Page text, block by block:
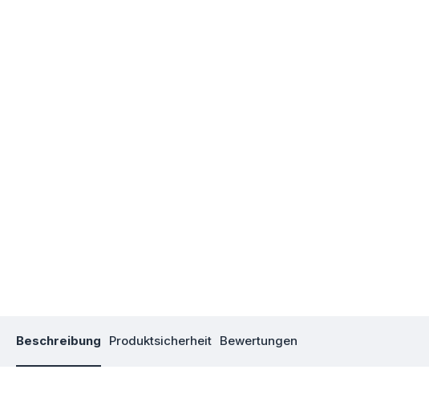
Beschreibung Produktsicherheit Bewertungen